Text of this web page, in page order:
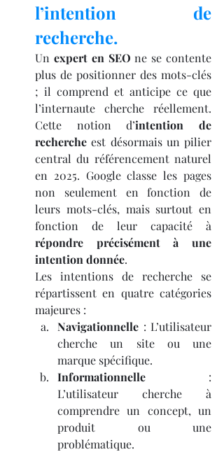
l’intention de
recherche.
Un expert en SEO ne se contente
plus de positionner des mots-clés
; il comprend et anticipe ce que
l’internaute cherche réellement.
Cette notion d’intention de
recherche est désormais un pilier
central du référencement naturel
en 2025. Google classe les pages
non seulement en fonction de
leurs mots-clés, mais surtout en
répondre précisément à une
intention donnée.
Les intentions de recherche se
répartissent en quatre catégories
majeures :
Navigationnelle : L’utilisateur
cherche un site ou une
marque spécifique.
Informationnelle :
L’utilisateur cherche à
comprendre un concept, un
produit ou une
problématique.